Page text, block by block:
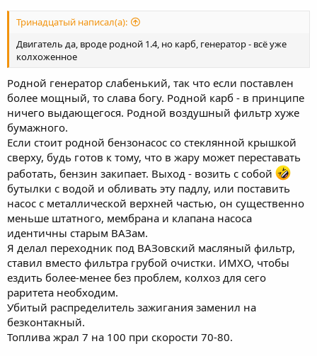
Тринадцатый написал(а):
Двигатель да, вроде родной 1.4, но карб, генератор - всё уже
колхоженное
Родной генератор слабенький, так что если поставлен
более мощный, то слава богу. Родной карб - в принципе
ничего выдающегося. Родной воздушный фильтр хуже
бумажного.
Если стоит родной бензонасос со стеклянной крышкой
сверху, будь готов к тому, что в жару может переставать
работать, бензин закипает. Выход - возить с собой
бутылки с водой и обливать эту падлу, или поставить
насос с металлической верхней частью, он существенно
меньше штатного, мембрана и клапана насоса
идентичны старым ВАЗам.
Я делал переходник под ВАЗовский масляный фильтр,
ставил вместо фильтра грубой очистки. ИМХО, чтобы
ездить более-менее без проблем, колхоз для сего
раритета необходим.
Убитый распределитель зажигания заменил на
безконтакный.
Топлива жрал 7 на 100 при скорости 70-80.